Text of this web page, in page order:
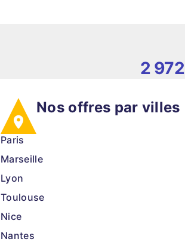
2 972
Nos offres par villes
Paris
Marseille
Lyon
Toulouse
Nice
Nantes